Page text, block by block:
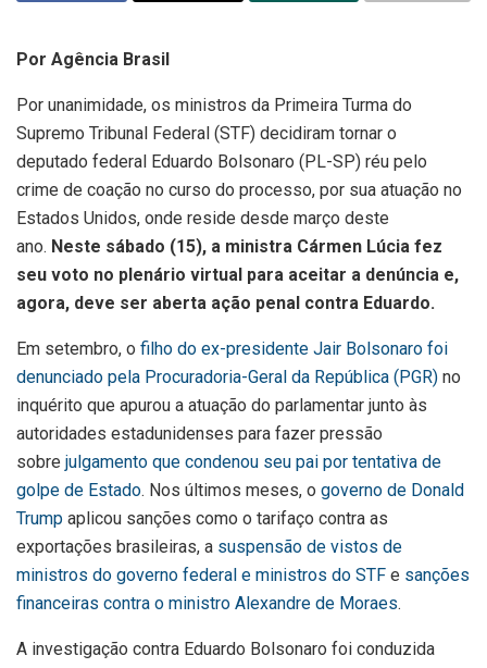
Por Agência Brasil
Por unanimidade, os ministros da Primeira Turma do
Supremo Tribunal Federal (STF) decidiram tornar o
deputado federal Eduardo Bolsonaro (PL-SP) réu pelo
crime de coação no curso do processo, por sua atuação no
Estados Unidos, onde reside desde março deste
ano. Neste sábado (15), a ministra Cármen Lúcia fez
seu voto no plenário virtual para aceitar a denúncia e,
agora, deve ser aberta ação penal contra Eduardo.
Em setembro, o filho do ex-presidente Jair Bolsonaro foi
denunciado pela Procuradoria-Geral da República (PGR) no
inquérito que apurou a atuação do parlamentar junto às
autoridades estadunidenses para fazer pressão
sobre julgamento que condenou seu pai por tentativa de
golpe de Estado. Nos últimos meses, o governo de Donald
Trump aplicou sanções como o tarifaço contra as
exportações brasileiras, a suspensão de vistos de
ministros do governo federal e ministros do STF e sanções
financeiras contra o ministro Alexandre de Moraes.
A investigação contra Eduardo Bolsonaro foi conduzida